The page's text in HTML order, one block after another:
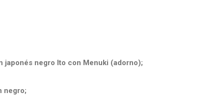
japonés negro Ito con Menuki (adorno);
negro;